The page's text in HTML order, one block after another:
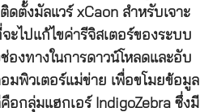
ตั้งมัลแวร์ xCaon สำหรับเจาะ
ะไปแก้ไขค่ารีจิสเตอร์ของระบบ
องทางในการดาวน์โหลดและอับ
มพิวเตอร์แม่ข่าย เพื่อขโมยข้อมูล
อกลุ่มแฮกเอร์ IndigoZebra ซึ่งมี